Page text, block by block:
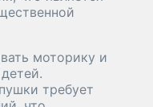
моторику и
требует